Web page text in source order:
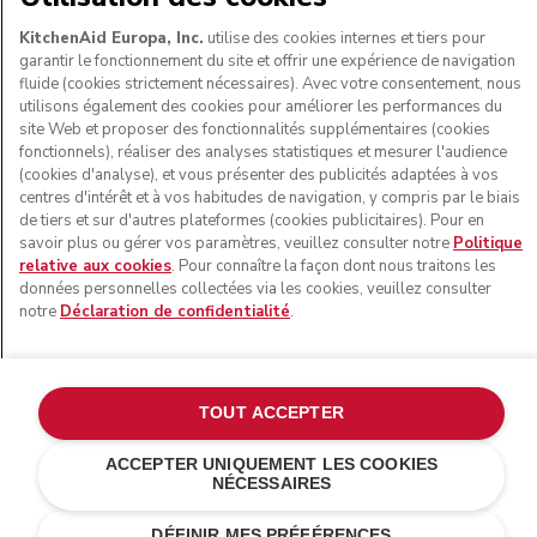
© KitchenAid 2026 - Tous droits réservés. KitchenAid et la
forme du robot pâtissier multifonction sont des marques
commerciales aux États-Unis et ailleurs.
Politique en matière de cookies
Autres pays
Résolution des litiges en ligne
KitchenAid Europa, Inc. utilise des cookies internes et tiers pour
garantir le fonctionnement du site et offrir une expérience de navigation
fluide (cookies strictement nécessaires). Avec votre consentement, nous
utilisons également des cookies pour améliorer les performances du
site Web et proposer des fonctionnalités supplémentaires (cookies
fonctionnels), réaliser des analyses statistiques et mesurer l'audience
(cookies d'analyse), et vous présenter des publicités adaptées à vos
centres d'intérêt et à vos habitudes de navigation, y compris par le biais
de tiers et sur d'autres plateformes (cookies publicitaires). Pour en
savoir plus ou gérer vos paramètres, veuillez consulter notre Politique
relative aux cookies. Pour connaître la façon dont nous traitons les
données personnelles collectées via les cookies, veuillez consulter
notre Déclaration de confidentialité.
ACCEPTER UNIQUEMENT LES COOKIES
NÉCESSAIRES
TOUT ACCEPTER